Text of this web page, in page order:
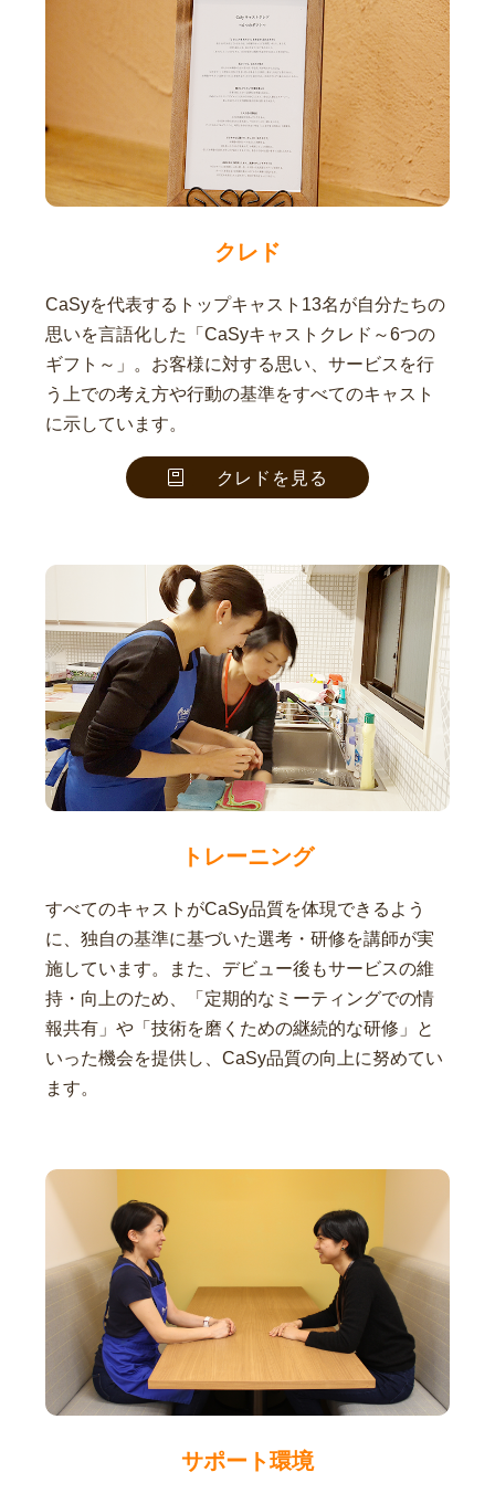
クレド
CaSyを代表するトップキャスト13名が自分たちの
思いを言語化した「CaSyキャストクレド～6つの
ギフト～」。お客様に対する思い、サービスを行
う上での考え方や行動の基準をすべてのキャスト
に示しています。
クレドを見る
トレーニング
すべてのキャストがCaSy品質を体現できるよう
に、独自の基準に基づいた選考・研修を講師が実
施しています。また、デビュー後もサービスの維
持・向上のため、「定期的なミーティングでの情
報共有」や「技術を磨くための継続的な研修」と
いった機会を提供し、CaSy品質の向上に努めてい
ます。
サポート環境